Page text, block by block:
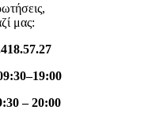
μας:
– 20:00